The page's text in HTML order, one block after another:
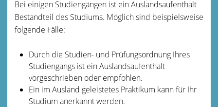
Bei einigen Studiengängen ist ein Auslandsaufenthalt
Bestandteil des Studiums. Möglich sind beispielsweise
folgende Fälle:
Durch die Studien- und Prüfungsordnung Ihres
Studiengangs ist ein Auslandsaufenthalt
vorgeschrieben oder empfohlen.
Ein im Ausland geleistetes Praktikum kann für Ihr
Studium anerkannt werden.